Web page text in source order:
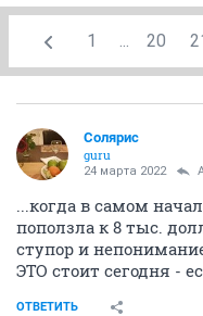
1 ... 20
Солярис
guru
24 марта 2022
...когда в самом
поползла к 8 тыс.
ступор и
ЭТО стоит сегодня -
ОТВЕТИТЬ